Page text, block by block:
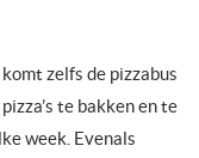
zelfs de pizzabus
te bakken en te
week. Evenals